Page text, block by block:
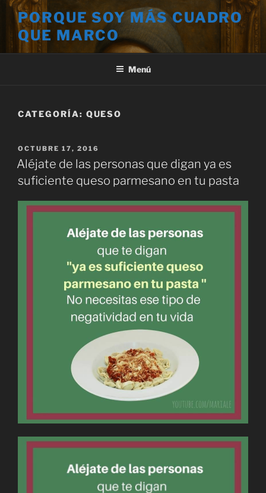
Saltar
contenido
PORQUE SOY MÁS CUADRO
QUE MARCO
Menú
CATEGORÍA: QUESO
PUBLICADO
EL
OCTUBRE 17, 2016
Aléjate de las personas que digan ya es
suficiente queso parmesano en tu pasta